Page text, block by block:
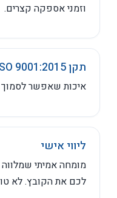
וזמני אספקה קצרים.
תקן ISO 9001:2015
איכות שאפשר לסמוך עליה,
ליווי אישי
מומחה אמיתי
לכם את הקובץ. לא